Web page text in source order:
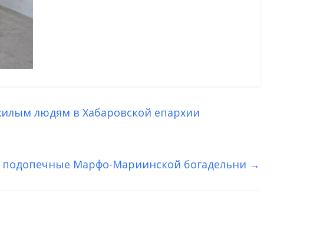
людям в Хабаровской епархии
подопечные Марфо-Мариинской богадельни →